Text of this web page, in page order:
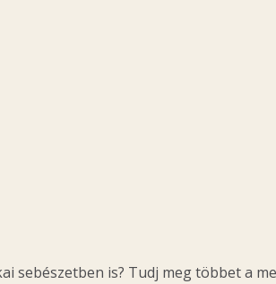
sebészetben is? Tudj meg többet a